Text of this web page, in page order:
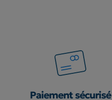
Paiement sécurisé